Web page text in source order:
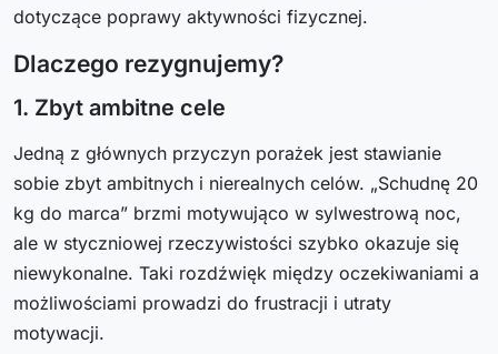
dotyczące poprawy aktywności fizycznej.
Dlaczego rezygnujemy?
1. Zbyt ambitne cele
Jedną z głównych przyczyn porażek jest stawianie
sobie zbyt ambitnych i nierealnych celów. „Schudnę 20
kg do marca” brzmi motywująco w sylwestrową noc,
ale w styczniowej rzeczywistości szybko okazuje się
niewykonalne. Taki rozdźwięk między oczekiwaniami a
możliwościami prowadzi do frustracji i utraty
motywacji.